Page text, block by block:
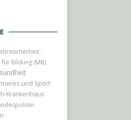
Bildung (MB)
und Sport
Krankenhaus